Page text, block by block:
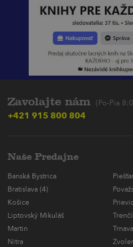
Zavolajte nám (Po-Pia
+421 915 800 804
Naše Predajne
Banská Bystrica
Bratislava (4)
Košice
Liptovský Mikuláš
Martin
Trnava
Nitra